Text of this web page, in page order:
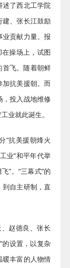
述了西北工学院
建、张长江鼓励
贡献力量。报
在操场上，试图
首飞。随着朝鲜
加抗美援朝。而
，投入战地维修
业就此诞生。
“抗美援朝烽火
业“和平年代举
”。“三幕式”的
自主研制，直
赵德良、张长
的设置，以复杂
暖丰富的人物情